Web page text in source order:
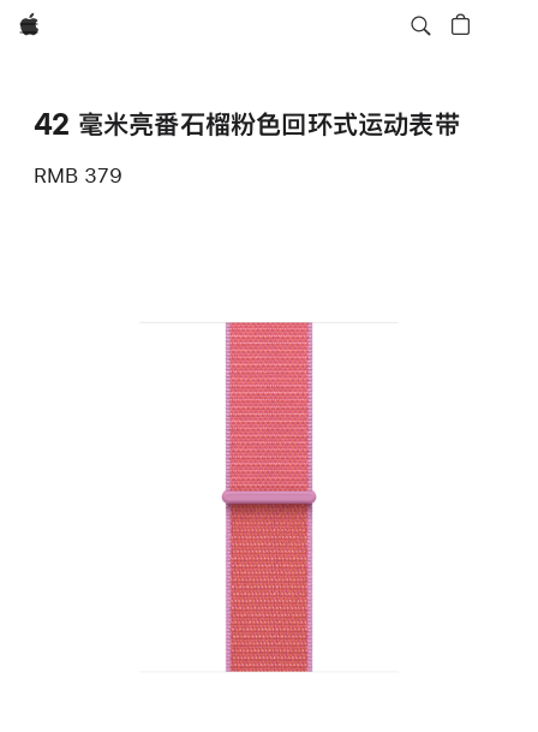
Apple
42 毫米亮番石榴粉色回环式运动表带
RMB 379